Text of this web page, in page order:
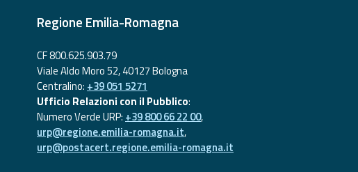
Regione Emilia-Romagna
CF 800.625.903.79
Viale Aldo Moro 52, 40127 Bologna
Centralino: +39 051 5271
Ufficio Relazioni con il Pubblico:
Numero Verde URP: +39 800 66 22 00,
urp@regione.emilia-romagna.it,
urp@postacert.regione.emilia-romagna.it